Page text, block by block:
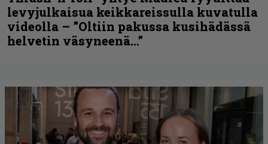
levyjulkaisua keikkareissulla kuvatulla
videolla – ”Oltiin pakussa kusihädässä
helvetin väsyneenä…”